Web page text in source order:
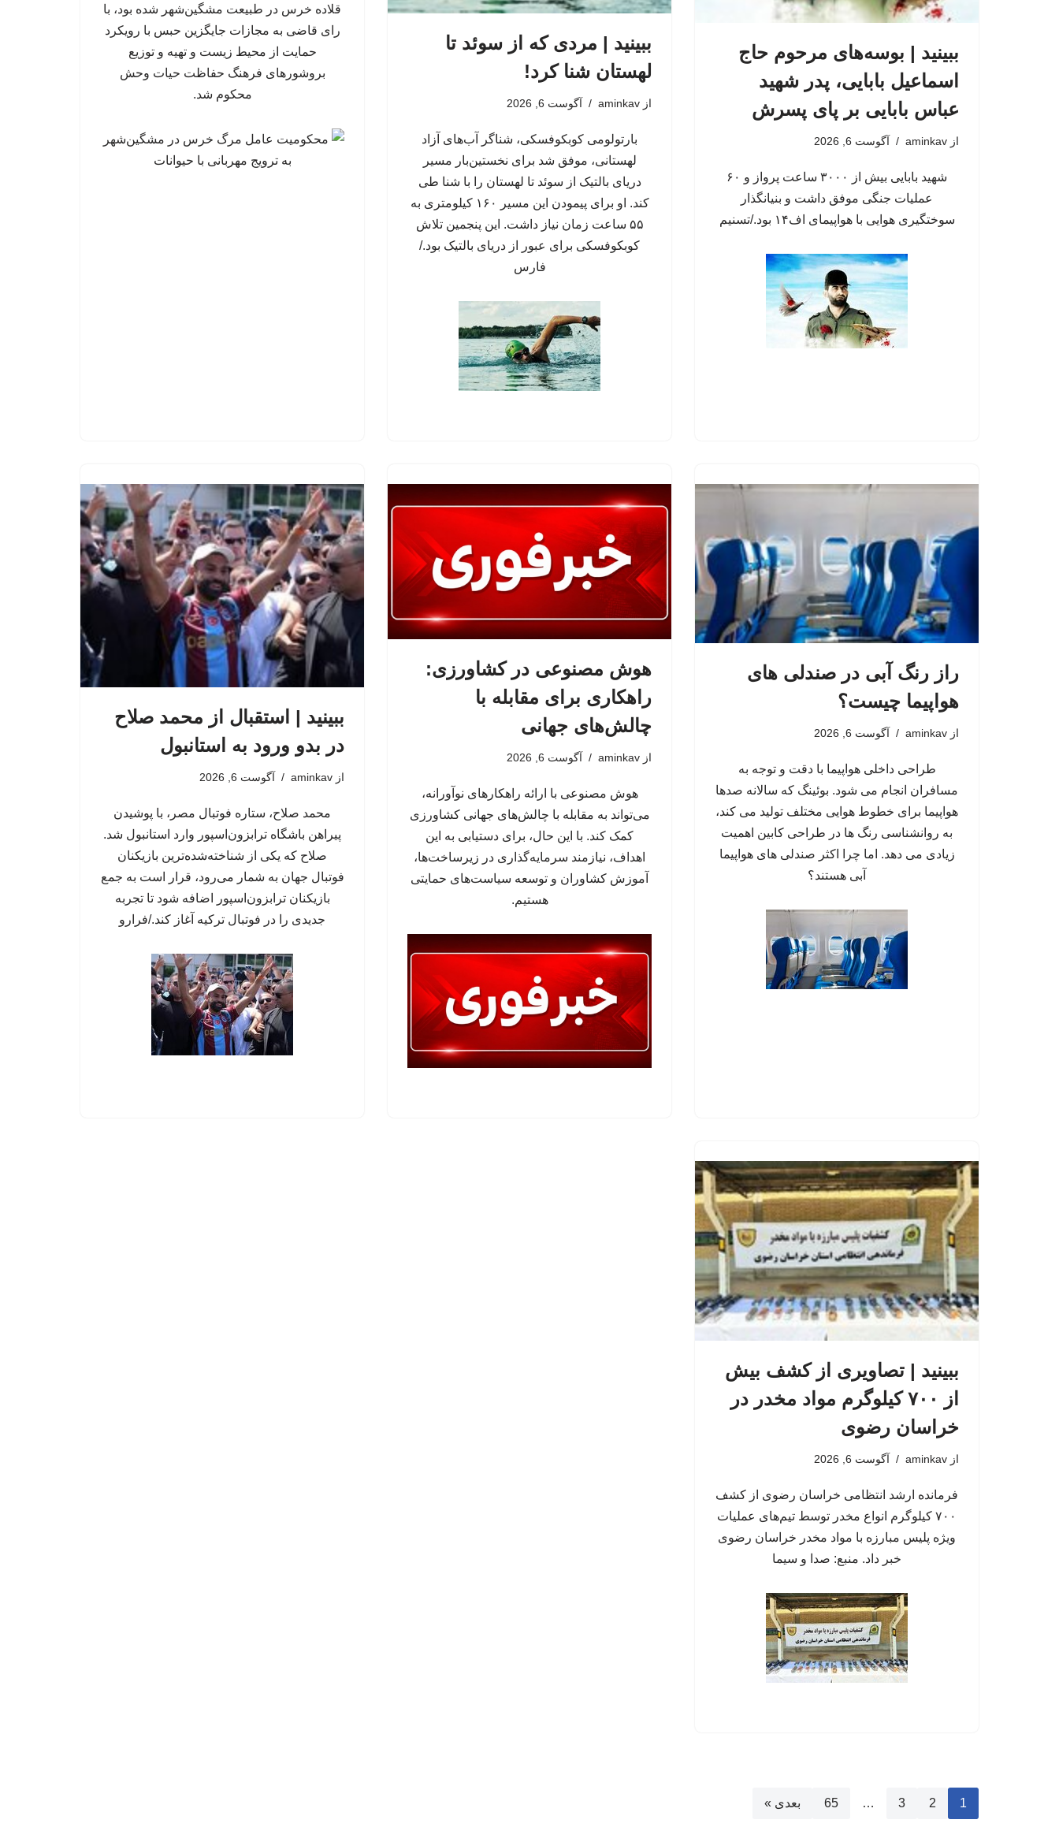
ببینید | بوسه‌های مرحوم حاج
اسماعیل بابایی، پدر شهید
عباس بابایی بر پای پسرش
از aminkav آگوست 6, 2026
شهید بابایی بیش از ۳۰۰۰ ساعت پرواز و ۶۰
عملیات جنگی موفق داشت و بنیانگذار
سوختگیری هوایی با هواپیمای اف۱۴ بود./تسنیم
ببینید | مردی که از سوئد تا
لهستان شنا کرد!
از aminkav آگوست 6, 2026
بارتولومی کوبکوفسکی، شناگر آب‌های آزاد
لهستانی، موفق شد برای نخستین‌بار مسیر
دریای بالتیک از سوئد تا لهستان را با شنا طی
کند. او برای پیمودن این مسیر ۱۶۰ کیلومتری به
۵۵ ساعت زمان نیاز داشت. این پنجمین تلاش
کوبکوفسکی برای عبور از دریای بالتیک بود./
فارس
قلاده خرس در طبیعت مشگین‌شهر شده بود، با
رای قاضی به مجازات جایگزین حبس با رویکرد
حمایت از محیط زیست و تهیه و توزیع
بروشورهای فرهنگ حفاظت حیات وحش
محکوم شد.
راز رنگ آبی در صندلی های
هواپیما چیست؟
از aminkav آگوست 6, 2026
طراحی داخلی هواپیما با دقت و توجه به
مسافران انجام می شود. بوئینگ که سالانه صدها
هواپیما برای خطوط هوایی مختلف تولید می کند،
به روانشناسی رنگ ها در طراحی کابین اهمیت
زیادی می دهد. اما چرا اکثر صندلی های هواپیما
آبی هستند؟
هوش مصنوعی در کشاورزی:
راهکاری برای مقابله با
چالش‌های جهانی
از aminkav آگوست 6, 2026
هوش مصنوعی با ارائه راهکارهای نوآورانه،
می‌تواند به مقابله با چالش‌های جهانی کشاورزی
کمک کند. با این حال، برای دستیابی به این
اهداف، نیازمند سرمایه‌گذاری در زیرساخت‌ها،
آموزش کشاوران و توسعه سیاست‌های حمایتی
هستیم.
ببینید | استقبال از محمد صلاح
در بدو ورود به استانبول
از aminkav آگوست 6, 2026
محمد صلاح، ستاره فوتبال مصر، با پوشیدن
پیراهن باشگاه ترابزون‌اسپور وارد استانبول شد.
صلاح که یکی از شناخته‌شده‌ترین بازیکنان
فوتبال جهان به شمار می‌رود، قرار است به جمع
بازیکنان ترابزون‌اسپور اضافه شود تا تجربه
جدیدی را در فوتبال ترکیه آغاز کند./فرارو
ببینید | تصاویری از کشف بیش
از ۷۰۰ کیلوگرم مواد مخدر در
خراسان رضوی
از aminkav آگوست 6, 2026
فرمانده ارشد انتظامی خراسان رضوی از کشف
۷۰۰ کیلوگرم انواع مخدر توسط تیم‌های عملیات
ویژه پلیس مبارزه با مواد مخدر خراسان رضوی
خبر داد. منبع: صدا و سیما
1
2
3
…
65 بعدی »